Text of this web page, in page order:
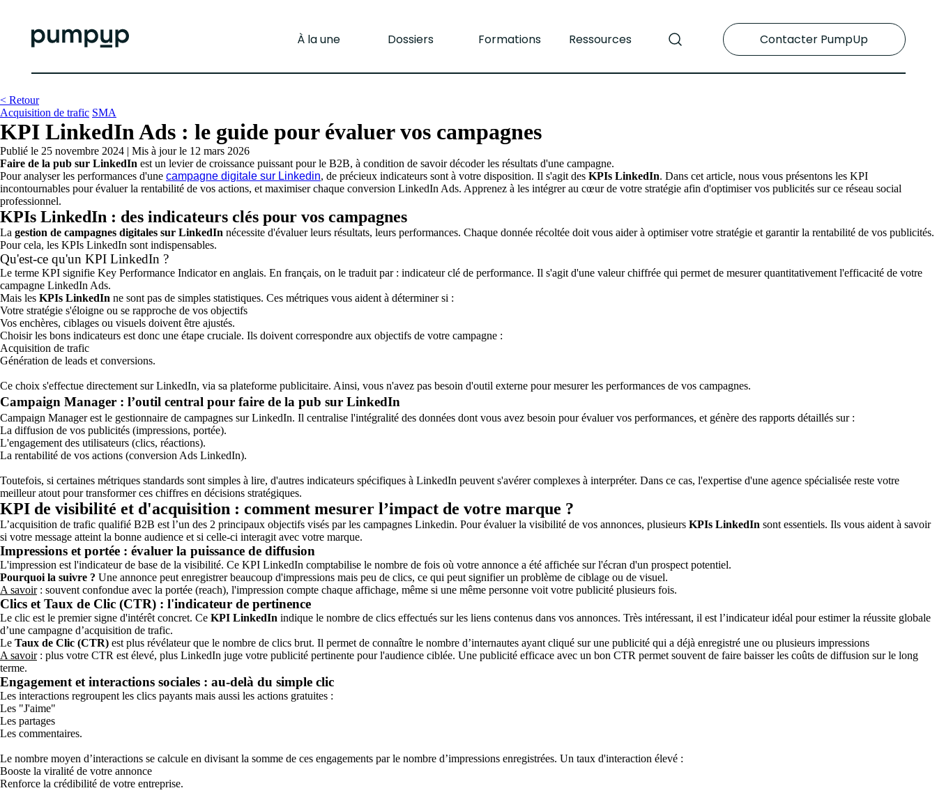
À la une Dossiers Formations Ressources Contacter PumpUp
< Retour
Acquisition de trafic SMA
KPI LinkedIn Ads : le guide pour évaluer vos campagnes
Publié le 25 novembre 2024 | Mis à jour le 12 mars 2026
Faire de la pub sur LinkedIn est un levier de croissance puissant pour le B2B, à condition de savoir décoder les résultats d'une campagne.
Pour analyser les performances d'une campagne digitale sur Linkedin, de précieux indicateurs sont à votre disposition. Il s'agit des KPIs LinkedIn. Dans cet article, nous vous présentons les KPI
incontournables pour évaluer la rentabilité de vos actions, et maximiser chaque conversion LinkedIn Ads. Apprenez à les intégrer au cœur de votre stratégie afin d'optimiser vos publicités sur ce réseau social
professionnel.
KPIs LinkedIn : des indicateurs clés pour vos campagnes
La gestion de campagnes digitales sur LinkedIn nécessite d'évaluer leurs résultats, leurs performances. Chaque donnée récoltée doit vous aider à optimiser votre stratégie et garantir la rentabilité de vos publicités.
Pour cela, les KPIs LinkedIn sont indispensables.
Qu'est-ce qu'un KPI LinkedIn ?
Le terme KPI signifie Key Performance Indicator en anglais. En français, on le traduit par : indicateur clé de performance. Il s'agit d'une valeur chiffrée qui permet de mesurer quantitativement l'efficacité de votre
campagne LinkedIn Ads.
Mais les KPIs LinkedIn ne sont pas de simples statistiques. Ces métriques vous aident à déterminer si :
Votre stratégie s'éloigne ou se rapproche de vos objectifs
Vos enchères, ciblages ou visuels doivent être ajustés.
Choisir les bons indicateurs est donc une étape cruciale. Ils doivent correspondre aux objectifs de votre campagne :
Acquisition de trafic
Génération de leads et conversions.
Ce choix s'effectue directement sur LinkedIn, via sa plateforme publicitaire. Ainsi, vous n'avez pas besoin d'outil externe pour mesurer les performances de vos campagnes.
Campaign Manager : l’outil central pour faire de la pub sur LinkedIn
Campaign Manager est le gestionnaire de campagnes sur LinkedIn. Il centralise l'intégralité des données dont vous avez besoin pour évaluer vos performances, et génère des rapports détaillés sur :
La diffusion de vos publicités (impressions, portée).
L'engagement des utilisateurs (clics, réactions).
La rentabilité de vos actions (conversion Ads LinkedIn).
Toutefois, si certaines métriques standards sont simples à lire, d'autres indicateurs spécifiques à LinkedIn peuvent s'avérer complexes à interpréter. Dans ce cas, l'expertise d'une agence spécialisée reste votre
meilleur atout pour transformer ces chiffres en décisions stratégiques.
KPI de visibilité et d'acquisition : comment mesurer l’impact de votre marque ?
L’acquisition de trafic qualifié B2B est l’un des 2 principaux objectifs visés par les campagnes Linkedin. Pour évaluer la visibilité de vos annonces, plusieurs KPIs LinkedIn sont essentiels. Ils vous aident à savoir
si votre message atteint la bonne audience et si celle-ci interagit avec votre marque.
Impressions et portée : évaluer la puissance de diffusion
L'impression est l'indicateur de base de la visibilité. Ce KPI LinkedIn comptabilise le nombre de fois où votre annonce a été affichée sur l'écran d'un prospect potentiel.
Pourquoi la suivre ? Une annonce peut enregistrer beaucoup d'impressions mais peu de clics, ce qui peut signifier un problème de ciblage ou de visuel.
A savoir: souvent confondue avec la portée (reach), l'impression compte chaque affichage, même si une même personne voit votre publicité plusieurs fois.
Clics et Taux de Clic (CTR) : l'indicateur de pertinence
Le clic est le premier signe d'intérêt concret. Ce KPI LinkedIn indique le nombre de clics effectués sur les liens contenus dans vos annonces. Très intéressant, il est l’indicateur idéal pour estimer la réussite globale
d’une campagne d’acquisition de trafic.
Le Taux de Clic (CTR) est plus révélateur que le nombre de clics brut. Il permet de connaître le nombre d’internautes ayant cliqué sur une publicité qui a déjà enregistré une ou plusieurs impressions
A savoir: plus votre CTR est élevé, plus LinkedIn juge votre publicité pertinente pour l'audience ciblée. Une publicité efficace avec un bon CTR permet souvent de faire baisser les coûts de diffusion sur le long
terme.
Engagement et interactions sociales : au-delà du simple clic
Les interactions regroupent les clics payants mais aussi les actions gratuites :
Les "J'aime"
Les partages
Les commentaires.
Le nombre moyen d’interactions se calcule en divisant la somme de ces engagements par le nombre d’impressions enregistrées. Un taux d'interaction élevé :
Booste la viralité de votre annonce
Renforce la crédibilité de votre entreprise.